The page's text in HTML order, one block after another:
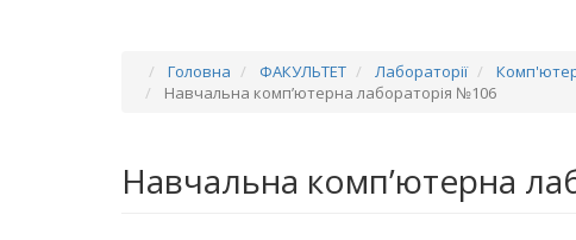
Головна ФАКУЛЬТЕТ Лабораторії
Навчальна комп’ютерна лабораторія №106
Навчальна комп’ютерна